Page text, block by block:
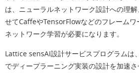
は、ニューラルネットワーク設計への理
せてCaffeやTensorFlowなどのフレーム
ネットワーク学習が必要になります。
Lattice sensAI設計サービスプログラムは
でディープラーニング実装の設計を加速